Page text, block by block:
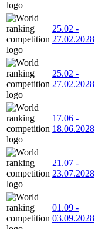
25.02 -
27.02.2028
25.02 -
27.02.2028
17.06 -
18.06.2028
21.07 -
23.07.2028
01.09 -
03.09.2028